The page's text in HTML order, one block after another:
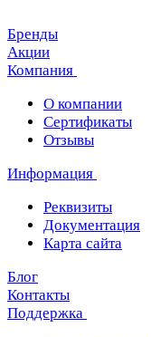
Бренды
Акции
Компания
О компании
Сертификаты
Отзывы
Информация
Реквизиты
Документация
Карта сайта
Блог
Контакты
Поддержка